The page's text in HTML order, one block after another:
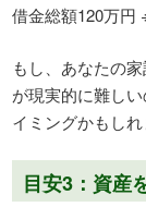
借金総額120万円
もし、あなたの
が現実的に難し
イミングかもしれ
目安3：資産